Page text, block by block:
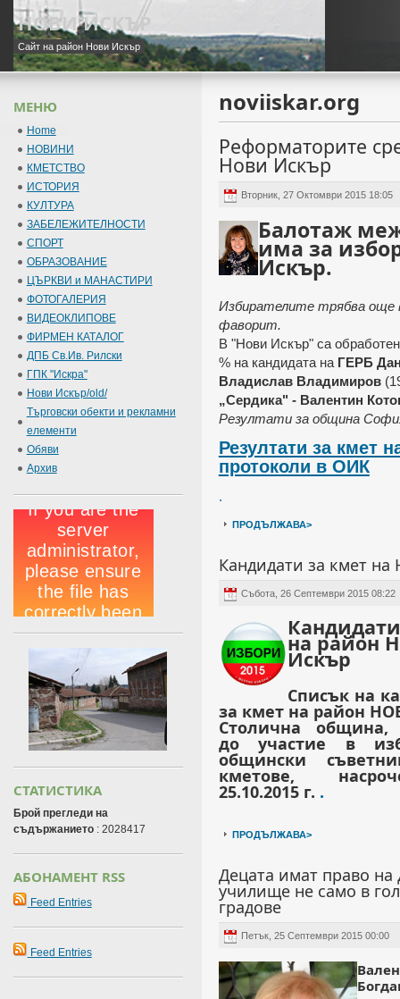
НОВИ ИСКЪР
Сайт на район Нови Искър
noviiskar.org
Реформаторите
Нови Искър
Вторник, 27 Октомври 2015 18:05
Балотаж
има за
Искър.
Избирателите трябва още
фаворит.
В "Нови Искър" са
% на кандидата на ГЕРБ
Владислав Владимиров
„Сердика" - Валентин
Резултати за община
Резултати за кмет
протоколи в ОИК
.
ПРОДЪЛЖАВА>
Кандидати за кмет
Събота, 26 Септември 2015 08:22
на район
Искър
Списък на
за кмет на район
Столична община,
до участие в
общински
кметове,
25.10.2015 г. .
ПРОДЪЛЖАВА>
Децата имат право на
училище не само в
градове
Петък, 25 Септември 2015 00:00
МЕНЮ
Home
НОВИНИ
КМЕТСТВО
ИСТОРИЯ
КУЛТУРА
ЗАБЕЛЕЖИТЕЛНОСТИ
СПОРТ
ОБРАЗОВАНИЕ
ЦЪРКВИ и МАНАСТИРИ
ФОТОГАЛЕРИЯ
ВИДЕОКЛИПОВЕ
ФИРМЕН КАТАЛОГ
ДПБ Св.Ив. Рилски
ГПК "Искра"
Нови Искър/old/
Търговски обекти и рекламни
елементи
Обяви
Архив
СТАТИСТИКА
Брой прегледи на
съдържанието: 2028417
АБОНАМЕНТ RSS
Feed Entries
Feed Entries